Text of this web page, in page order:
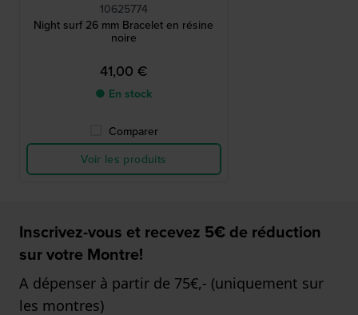
10625774
Night surf 26 mm Bracelet en résine
noire
41,00 €
● En stock
Comparer
Voir les produits
Inscrivez-vous et recevez 5€ de réduction
sur votre Montre!
A dépenser à partir de 75€,- (uniquement sur
les montres)